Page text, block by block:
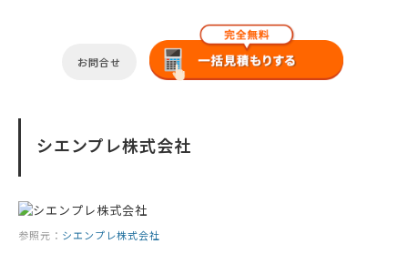
お問合せ
シエンプレ株式会社
参照元： シエンプレ株式会社